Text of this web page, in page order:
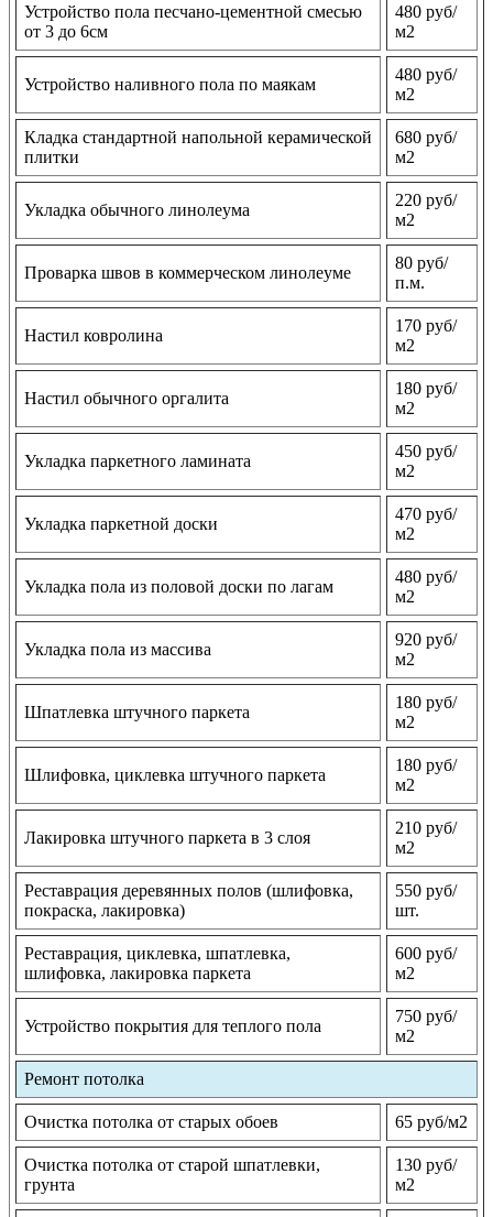
Устройство пола песчано-цементной смесью
от 3 до 6см
480 руб/
м2
Устройство наливного пола по маякам
480 руб/
м2
Кладка стандартной напольной керамической
плитки
680 руб/
м2
Укладка обычного линолеума
220 руб/
м2
Проварка швов в коммерческом линолеуме
80 руб/
п.м.
Настил ковролина
170 руб/
м2
Настил обычного оргалита
180 руб/
м2
Укладка паркетного ламината
450 руб/
м2
Укладка паркетной доски
470 руб/
м2
Укладка пола из половой доски по лагам
480 руб/
м2
Укладка пола из массива
920 руб/
м2
Шпатлевка штучного паркета
180 руб/
м2
Шлифовка, циклевка штучного паркета
180 руб/
м2
Лакировка штучного паркета в 3 слоя
210 руб/
м2
Реставрация деревянных полов (шлифовка,
покраска, лакировка)
550 руб/
шт.
Реставрация, циклевка, шпатлевка,
шлифовка, лакировка паркета
600 руб/
м2
Устройство покрытия для теплого пола
750 руб/
м2
Ремонт потолка
Очистка потолка от старых обоев 65 руб/м2
Очистка потолка от старой шпатлевки,
грунта
130 руб/
м2